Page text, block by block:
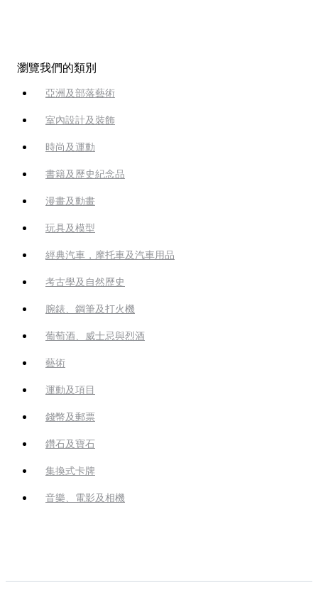
瀏覽我們的類別
亞洲及部落藝術
室內設計及裝飾
時尚及運動
書籍及歷史紀念品
漫畫及動畫
玩具及模型
經典汽車，摩托車及汽車用品
考古學及自然歷史
腕錶、鋼筆及打火機
葡萄酒、威士忌與烈酒
藝術
運動及項目
錢幣及郵票
鑽石及寶石
集換式卡牌
音樂、電影及相機